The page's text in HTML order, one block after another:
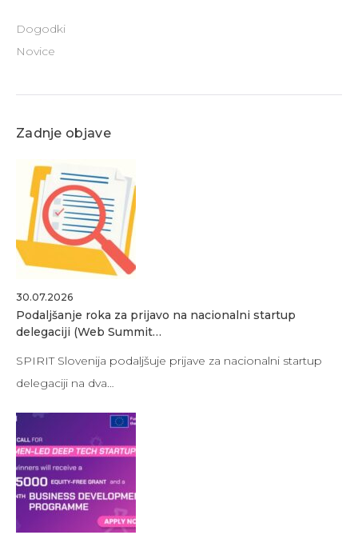
Dogodki
Novice
Zadnje objave
30.07.2026
Podaljšanje roka za prijavo na nacionalni startup
delegaciji (Web Summit…
SPIRIT Slovenija podaljšuje prijave za nacionalni startup
delegaciji na dva…